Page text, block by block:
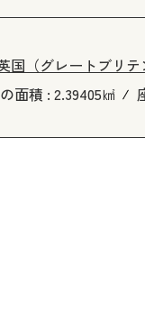
国（グレートブリテ
面積 : 2.39405㎢